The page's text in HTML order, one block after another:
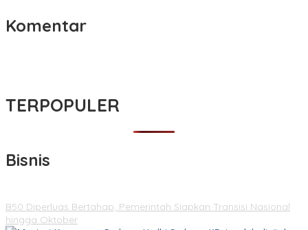
Komentar
TERPOPULER
Bisnis
B50 Diperluas Bertahap, Pemerintah Siapkan Transisi Nasional
hingga Oktober